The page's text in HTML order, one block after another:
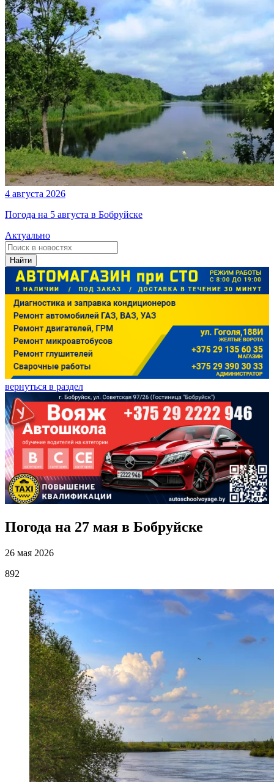
4 августа 2026
Погода на 5 августа в Бобруйске
Актуально
Найти
вернуться в раздел
Погода на 27 мая в Бобруйске
26 мая 2026
892